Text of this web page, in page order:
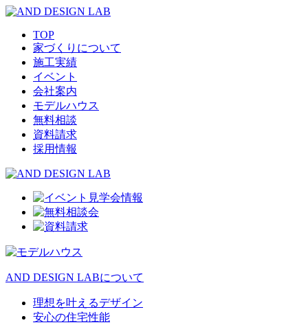
TOP
家づくりについて
施工実績
イベント
会社案内
モデルハウス
無料相談
資料請求
採用情報
AND DESIGN LABについて
理想を叶えるデザイン
安心の住宅性能